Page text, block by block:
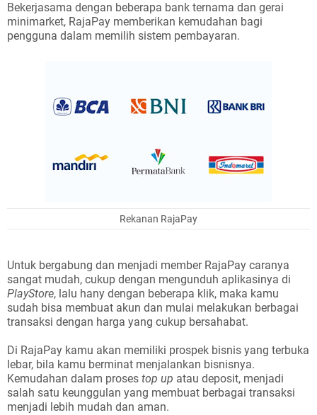
Bekerjasama dengan beberapa bank ternama dan gerai
minimarket, RajaPay memberikan kemudahan bagi
pengguna dalam memilih sistem pembayaran.
Rekanan RajaPay
Untuk bergabung dan menjadi member RajaPay caranya
sangat mudah, cukup dengan mengunduh aplikasinya di
PlayStore, lalu hany dengan beberapa klik, maka kamu
sudah bisa membuat akun dan mulai melakukan berbagai
transaksi dengan harga yang cukup bersahabat.
Di RajaPay kamu akan memiliki prospek bisnis yang terbuka
lebar, bila kamu berminat menjalankan bisnisnya.
Kemudahan dalam proses top up atau deposit, menjadi
salah satu keunggulan yang membuat berbagai transaksi
menjadi lebih mudah dan aman.